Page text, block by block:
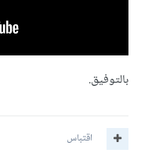
بالتوفيق.
اقتباس